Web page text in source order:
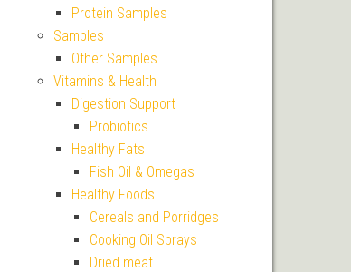
Protein Samples
Samples
Other Samples
Vitamins & Health
Digestion Support
Probiotics
Healthy Fats
Fish Oil & Omegas
Healthy Foods
Cereals and Porridges
Cooking Oil Sprays
Dried meat